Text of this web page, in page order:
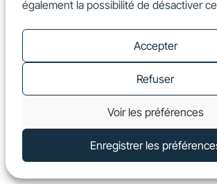
également la possibilité de désactiver
Accepter
Refuser
Voir les préférences
Enregistrer les